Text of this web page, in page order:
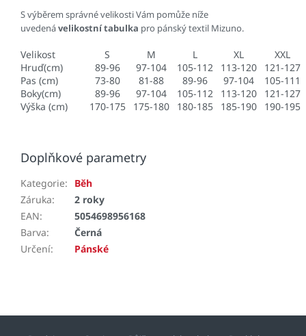
S výběrem správné velikosti Vám pomůže níže
uvedenávelikostní tabulka pro pánský textil Mizuno.
Velikost S M L XL
XXL
Hruď(cm)
89-96 97-104 105-112 113-120
121-127
Pas (cm)
73-80 81-88 89-96 97-104
105-111
Boky(cm)
89-96 97-104 105-112 113-120
121-127
Výška (cm)
170-175 175-180 180-185 185-190 190-195
Doplňkové parametry
Kategorie:
Běh
Záruka:
2 roky
EAN:
5054698956168
Barva:
Černá
Určení: Pánské